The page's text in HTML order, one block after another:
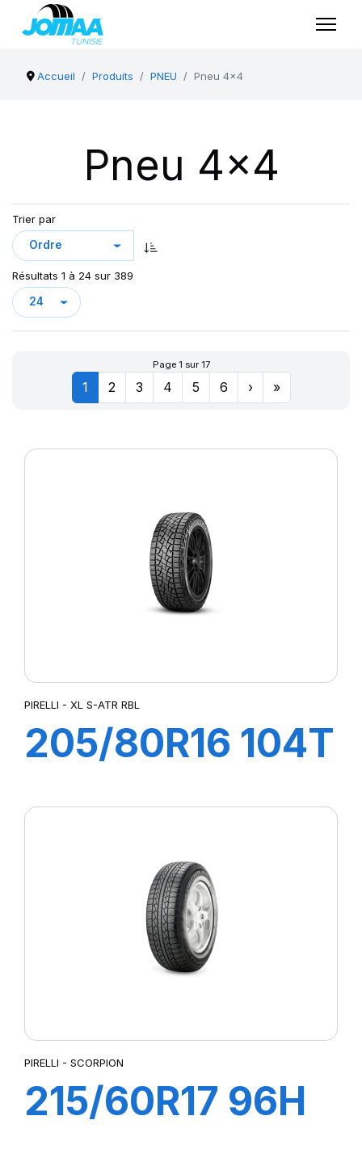
Accueil Produits PNEU Pneu 4x4
Pneu 4x4
Trier par
Résultats 1 à 24 sur 389
Page 1 sur 17
1 2 3 4 5 6 › »
PIRELLI - XL S-ATR RBL
205/80R16 104T
PIRELLI - SCORPION
215/60R17 96H